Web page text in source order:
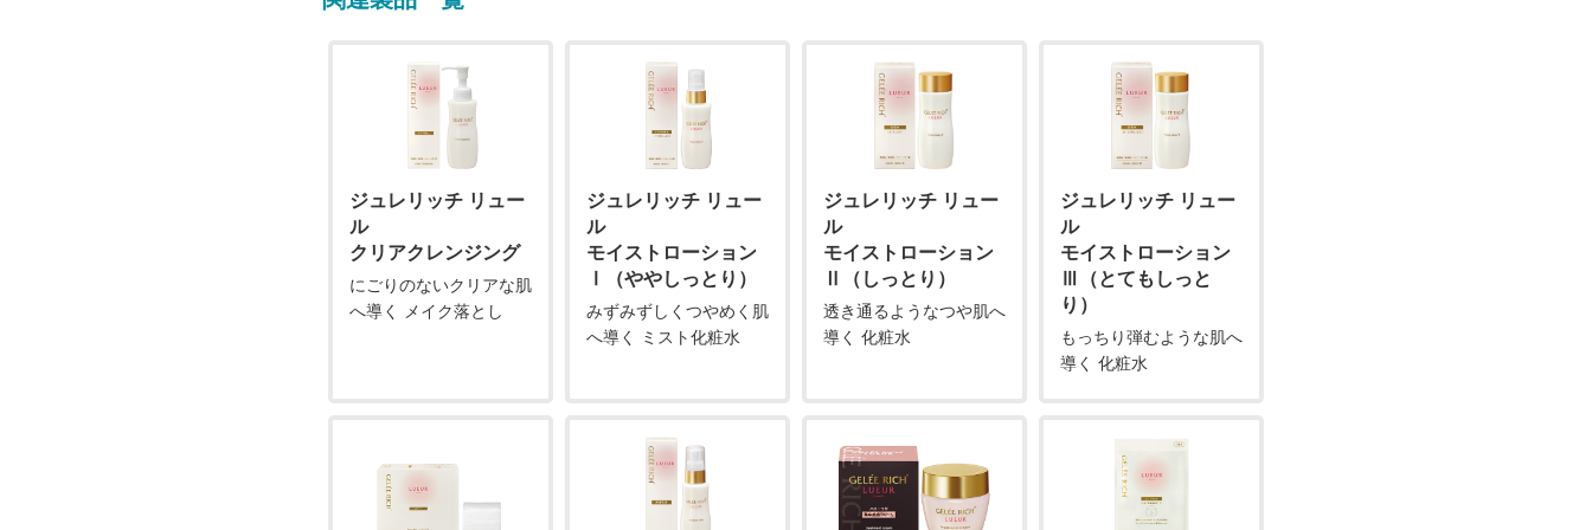
ジュレリッチ リュー
ル
クリアクレンジング
にごりのないクリアな肌
へ導く メイク落とし
ジュレリッチ リュー
ル
モイストローション
Ⅰ（ややしっとり）
みずみずしくつやめく肌
へ導く ミスト化粧水
ジュレリッチ リュー
ル
モイストローション
Ⅱ（しっとり）
透き通るようなつや肌へ
導く 化粧水
ジュレリッチ リュー
ル
モイストローション
Ⅲ（とてもしっと
り）
もっちり弾むような肌へ
導く 化粧水